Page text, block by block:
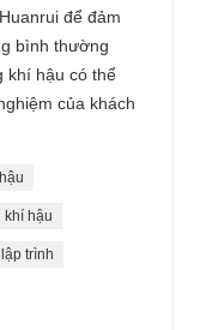
để đảm
bình thường
khí hậu có thể
của khách
khí hậu
trình